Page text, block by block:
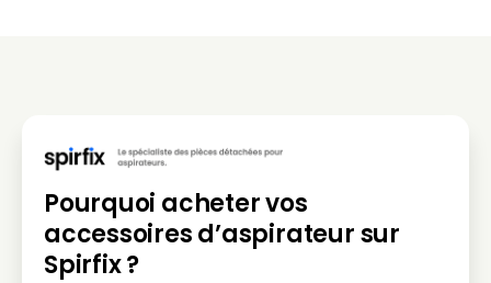
Pourquoi acheter vos
accessoires d’aspirateur sur
Spirfix ?